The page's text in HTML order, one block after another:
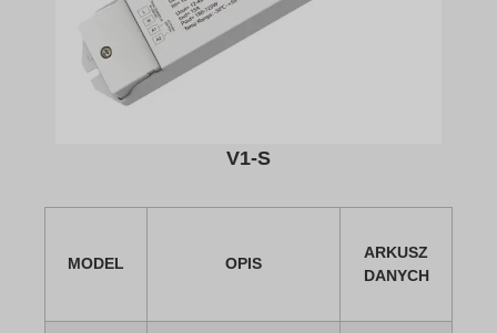
V1-S
MODEL OPIS
ARKUSZ
DANYCH